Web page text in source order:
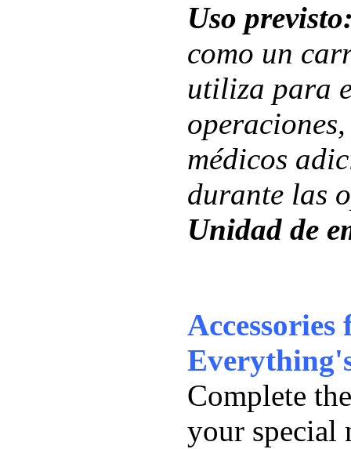
Uso
como un
utiliza para
médicos
durante las
Unidad de
Complete
your special